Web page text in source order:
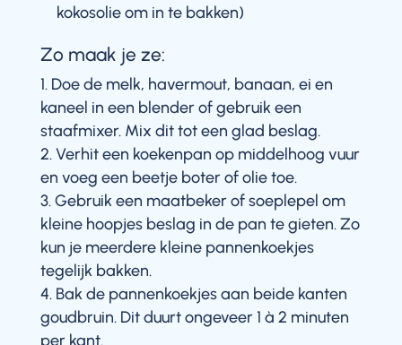
kokosolie om in te bakken)
Zo maak je ze:
Doe de melk, havermout, banaan, ei en
kaneel in een blender of gebruik een
staafmixer. Mix dit tot een glad beslag.
Verhit een koekenpan op middelhoog vuur
en voeg een beetje boter of olie toe.
Gebruik een maatbeker of soeplepel om
kleine hoopjes beslag in de pan te gieten. Zo
kun je meerdere kleine pannenkoekjes
tegelijk bakken.
Bak de pannenkoekjes aan beide kanten
goudbruin. Dit duurt ongeveer 1 à 2 minuten
per kant.